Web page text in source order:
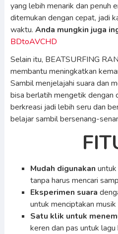
yang lebih menarik dan penuh
ditemukan dengan cepat, jadi
waktu. Anda mungkin juga
BDtoAVCHD
Selain itu, BEATSURFING
membantu meningkatkan
Sambil menjelajahi suara dan
bisa berlatih mengetik dengan
berkreasi jadi lebih seru dan
belajar sambil bersenang-
Mudah digunakan
tanpa harus mencari
Eksperimen suara
untuk menciptakan
Satu klik untuk
keren dan pas untuk lagu